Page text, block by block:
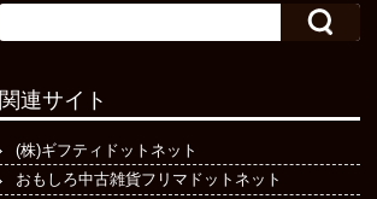
関連サイト
(株)ギフティドットネット
おもしろ中古雑貨フリマドットネット